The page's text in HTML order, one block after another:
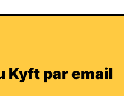
Kyft par email